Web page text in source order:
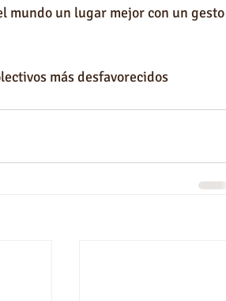
mundo un lugar mejor con un gesto
más desfavorecidos